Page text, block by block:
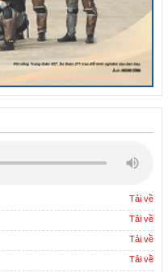
Tải về
Tải về
Tải về
Tải về